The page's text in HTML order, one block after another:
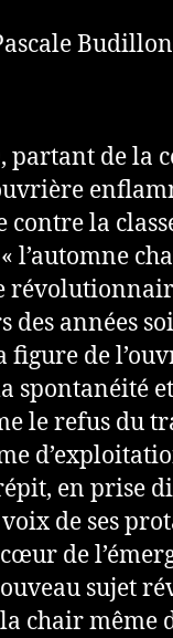
par­tant de la
contre la
l’automne
des années
figure de
spon­ta­néité
le refus du
en prise
de ses
de
sujet
chair même